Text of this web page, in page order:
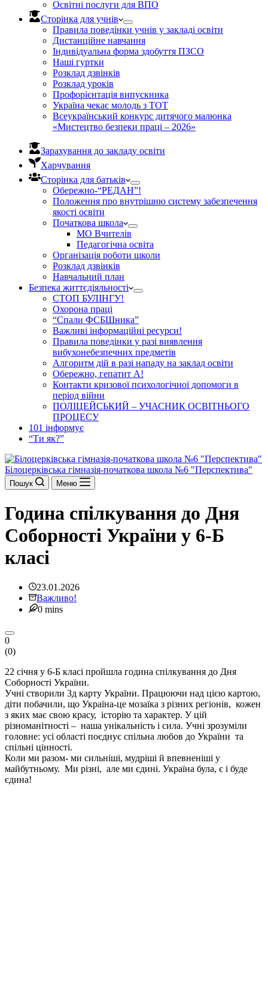
Освітні послуги для ВПО
Сторінка для учнів
Правила поведінки учнів у закладі освіти
Дистанційне навчання
Індивідуальна форма здобуття ПЗСО
Наші гуртки
Розклад дзвінків
Розклад уроків
Профорієнтація випускника
Україна чекає молодь з ТОТ
Всеукраїнський конкурс дитячого малюнка
«Мистецтво безпеки праці – 2026»
Зарахування до закладу освіти
Харчування
Сторінка для батьків
Обережно-“РЕДАН”!
Положення про внутрішню систему забезпечення
якості освіти
Початкова школа
МО Вчителів
Педагогічна освіта
Організація роботи школи
Розклад дзвінків
Навчальний план
Безпека життєдіяльності
СТОП БУЛІНГУ!
Охорона праці
“Спали ФСБШника”
Важливі інформаційні ресурси!
Правила поведінки у разі виявлення
вибухонебезпечних предметів
Алгоритм дій в разі нападу на заклад освіти
Обережно, гепатит А!
Контакти кризової психологічної допомоги в
період війни
ПОЛІЦЕЙСЬКИЙ – УЧАСНИК ОСВІТНЬОГО
ПРОЦЕСУ
101 інформує
“Ти як?”
Білоцерківська гімназія-початкова школа №6 "Перспектива"
Пошук Меню
Година спілкування до Дня
Соборності України у 6-Б
класі
23.01.2026
Важливо!
0 mins
0
(0)
22 січня у 6-Б класі пройшла година спілкування до Дня
Соборності України.
Учні створили 3д карту України. Працюючи над цією картою,
діти побачили, що Україна-це мозаїка з різних регіонів, кожен
з яких має свою красу, історію та характер. У цій
різноманітності – наша унікальність і сила. Учні зрозуміли
головне: усі області поєднує спільна любов до України та
спільні цінності.
Коли ми разом- ми сильніші, мудріші й впевненіші у
майбутньому. Ми різні, але ми єдині. Україна була, є і буде
єдина!